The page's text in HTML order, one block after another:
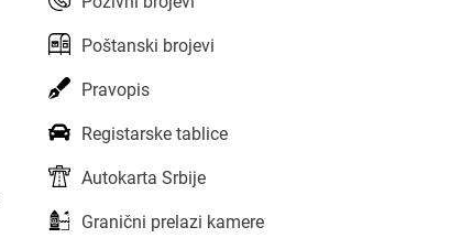
Poštanski brojevi
Pravopis
Registarske tablice
Autokarta Srbije
Granični prelazi kamere